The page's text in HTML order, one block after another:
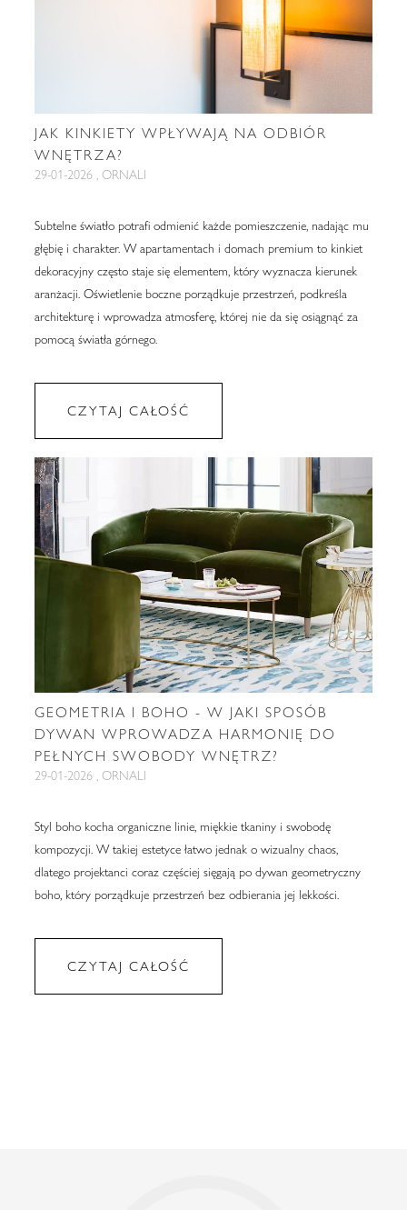
JAK KINKIETY WPŁYWAJĄ NA ODBIÓR
WNĘTRZA?
29-01-2026 , ORNALI
Subtelne światło potrafi odmienić każde pomieszczenie, nadając mu
głębię i charakter. W apartamentach i domach premium to kinkiet
dekoracyjny często staje się elementem, który wyznacza kierunek
aranżacji. Oświetlenie boczne porządkuje przestrzeń, podkreśla
architekturę i wprowadza atmosferę, której nie da się osiągnąć za
pomocą światła górnego.
CZYTAJ CAŁOŚĆ
GEOMETRIA I BOHO - W JAKI SPOSÓB
DYWAN WPROWADZA HARMONIĘ DO
PEŁNYCH SWOBODY WNĘTRZ?
29-01-2026 , ORNALI
Styl boho kocha organiczne linie, miękkie tkaniny i swobodę
kompozycji. W takiej estetyce łatwo jednak o wizualny chaos,
dlatego projektanci coraz częściej sięgają po dywan geometryczny
boho, który porządkuje przestrzeń bez odbierania jej lekkości.
CZYTAJ CAŁOŚĆ